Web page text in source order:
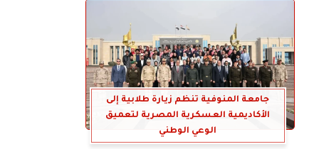
جامعة المنوفية تنظم زيارة طلابية إلى
الأكاديمية العسكرية المصرية لتعميق
الوعي الوطني